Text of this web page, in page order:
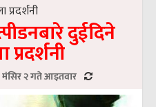
प्रदर्शनी
दुईदिने
२ गते आइतवार